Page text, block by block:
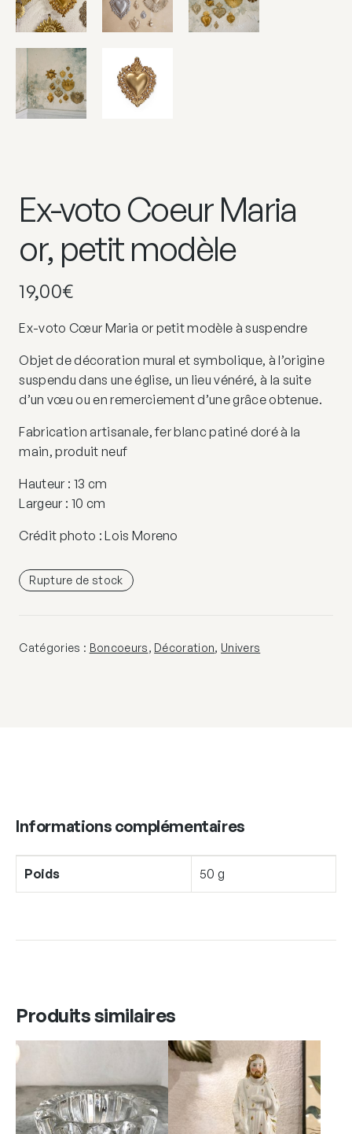
Ex-voto Coeur Maria
or, petit modèle
19,00€
Ex-voto Cœur Maria or petit modèle à suspendre
Objet de décoration mural et symbolique, à l’origine
suspendu dans une église, un lieu vénéré, à la suite
d’un vœu ou en remerciement d’une grâce obtenue.
Fabrication artisanale, fer blanc patiné doré à la
main, produit neuf
Hauteur : 13 cm
Largeur : 10 cm
Crédit photo : Lois Moreno
Rupture de stock
Catégories : Boncoeurs, Décoration, Univers
Informations complémentaires
Poids 50 g
Produits similaires